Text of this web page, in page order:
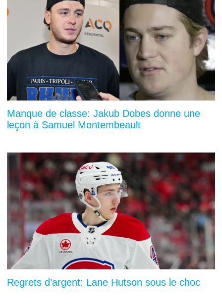
Manque de classe: Jakub Dobes donne une
leçon à Samuel Montembeault
Regrets d’argent: Lane Hutson sous le choc